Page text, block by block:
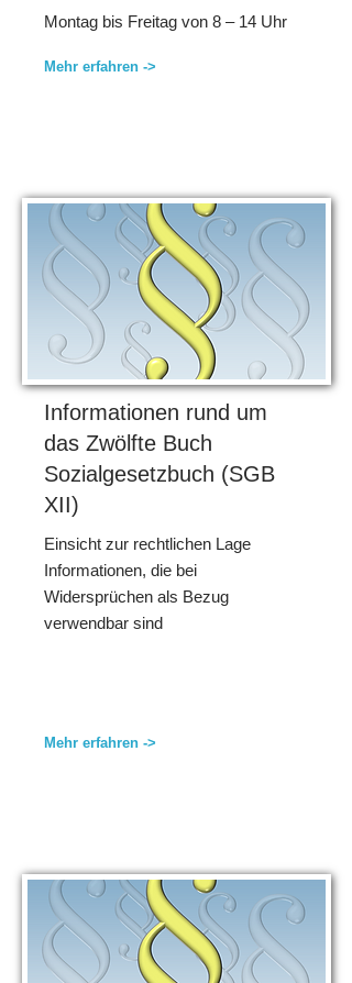
Montag bis Freitag von 8 – 14 Uhr
Mehr erfahren ->
Informationen rund um
das Zwölfte Buch
Sozialgesetzbuch (SGB
XII)
Einsicht zur rechtlichen Lage
Informationen, die bei
Widersprüchen als Bezug
verwendbar sind
Mehr erfahren ->